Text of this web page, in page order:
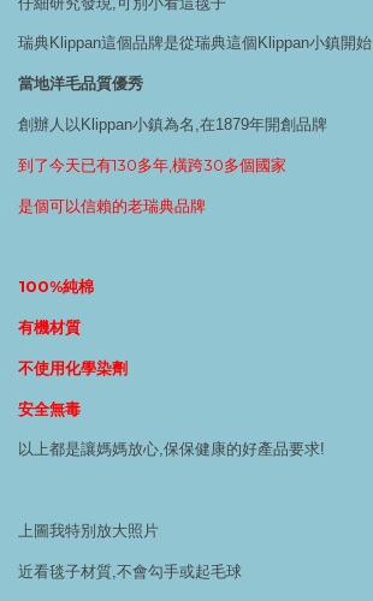
瑞典Klippan這個品牌是從瑞典這個Klippan小鎮開始
當地洋毛品質優秀
創辦人以Klippan小鎮為名,在1879年開創品牌
到了今天已有130多年,橫跨30多個國家
是個可以信賴的老瑞典品牌
100%純棉
有機材質
不使用化學染劑
安全無毒
以上都是讓媽媽放心,保保健康的好產品要求!
上圖我特別放大照片
近看毯子材質,不會勾手或起毛球